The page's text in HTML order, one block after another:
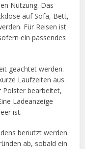
Nutzung. Das
auf Sofa, Bett,
Für Reisen ist
ein passendes
geachtet werden.
Laufzeiten aus.
Polster bearbeitet,
Ladeanzeige
ist.
benutzt werden.
ab, sobald ein